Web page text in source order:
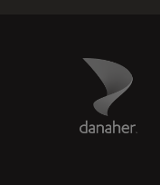
FRAP
Danaher